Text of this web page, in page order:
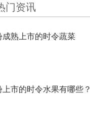
门资讯
成熟上市的时令蔬菜
上市的时令水果有哪些？